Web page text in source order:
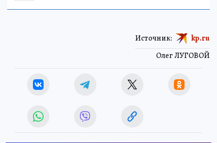
Олег ЛУГОВОЙ
Источник: kp.ru